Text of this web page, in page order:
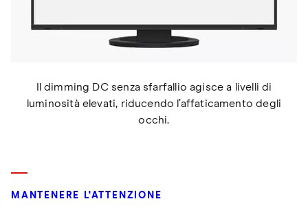
Il dimming DC senza sfarfallio agisce a livelli di
luminosità elevati, riducendo l’affaticamento degli
occhi.
MANTENERE L'ATTENZIONE